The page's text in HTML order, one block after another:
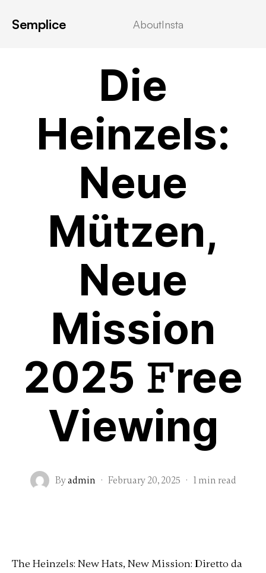
Semplice AboutInsta
Die
Heinzels:
Neue
Mützen,
Neue
Mission
2025 𝙵ree
Viewing
Byadmin · February 20, 2025 · 1 min read
The Heinzels: New Hats, New Mission: Diretto da